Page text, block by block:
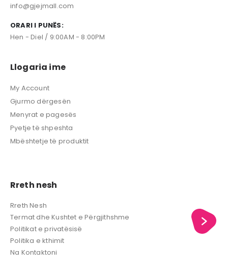
info@gjejmall.com
ORARI I PUNËS:
Hen - Diel / 9:00AM - 8:00PM
Llogaria ime
My Account
Gjurmo dërgesën
Menyrat e pagesës
Pyetje të shpeshta
Mbështetje të produktit
Rreth nesh
Rreth Nesh
Termat dhe Kushtet e Përgjithshme
Politikat e privatësisë
Politika e kthimit
Na Kontaktoni